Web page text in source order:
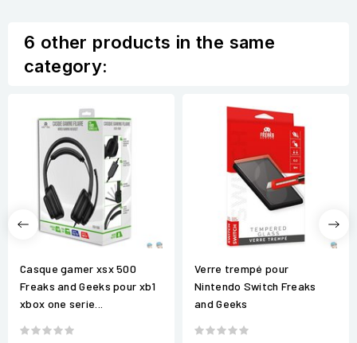
6 other products in the same
category:
Casque gamer xsx 500
Freaks and Geeks pour xb1
xbox one serie...
Verre trempé pour
Nintendo Switch Freaks
and Geeks